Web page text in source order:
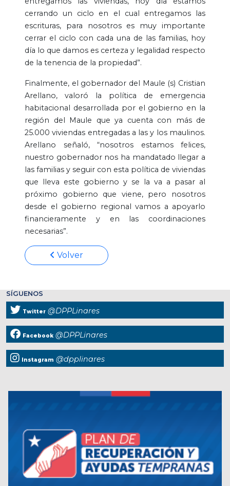
cerrando un ciclo en el cual entregamos las
escrituras, para nosotros es muy importante
cerrar el ciclo con cada una de las familias, hoy
día lo que damos es certeza y legalidad respecto
de la tenencia de la propiedad”.
Finalmente, el gobernador del Maule (s) Cristian
Arellano, valoró la política de emergencia
habitacional desarrollada por el gobierno en la
región del Maule que ya cuenta con más de
25.000 viviendas entregadas a las y los maulinos.
Arellano señaló, “nosotros estamos felices,
nuestro gobernador nos ha mandatado llegar a
las familias y seguir con esta política de viviendas
que lleva este gobierno y se la va a pasar al
próximo gobierno que viene, pero nosotros
desde el gobierno regional vamos a apoyarlo
financieramente y en las coordinaciones
necesarias”.
Volver
SÍGUENOS
Twitter @DPPLinares
Facebook @DPPLinares
Instagram @dpplinares